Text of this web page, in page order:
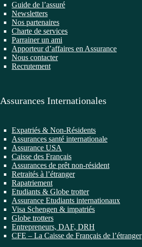
Guide de l’assuré
Newsletters
Nos partenaires
Charte de services
Parrainer un ami
Apporteur d’affaires en Assurance
Nous contacter
Recrutement
Assurances Internationales
Expatriés & Non-Résidents
Assurances santé internationale
Assurance USA
Caisse des Français
Assurances de prêt non-résident
Retraités à l’étranger
Rapatriement
Etudiants & Globe trotter
Assurance Etudiants internationaux
Visa Schengen & impatriés
Globe trotters
Entrepreneurs, DAF, DRH
CFE – La Caisse de Français de l’étranger